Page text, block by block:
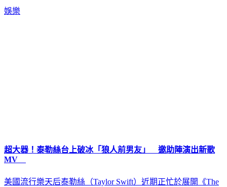
娛樂
超大器！泰勒絲台上破冰「狼人前男友」 邀助陣演出新歌
MV
美國流行樂天后泰勒絲（Taylor Swift）近期正忙於展開《The